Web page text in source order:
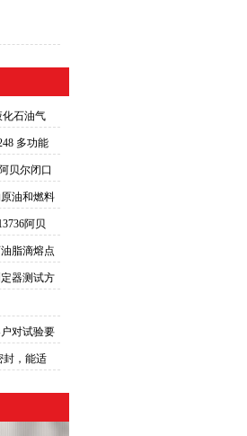
化石油气
多功能
点测定器
贝尔闭口
油和燃料
阿贝
原理
脂滴熔点
器测试方
对试验要
封，能适